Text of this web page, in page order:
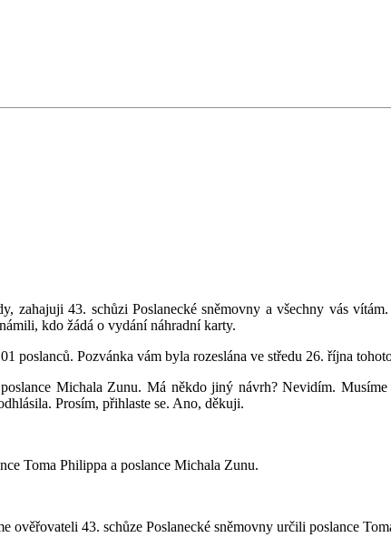
zahajuji 43. schůzi Poslanecké sněmovny a všechny vás
kdo žádá o vydání náhradní karty.
poslanců. Pozvánka vám byla rozeslána ve středu 26. října
Michala Zunu. Má někdo jiný návrh? Nevidím.
Prosím, přihlaste se. Ano, děkuji.
Toma Philippa a poslance Michala Zunu.
43. schůze Poslanecké sněmovny určili poslance